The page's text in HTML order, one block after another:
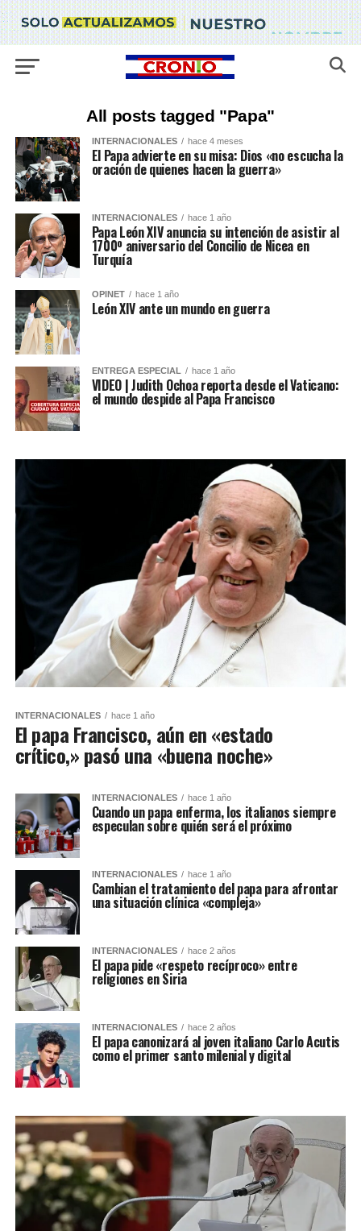
All posts tagged "Papa"
INTERNACIONALES hace 4 meses
El Papa advierte en su misa: Dios «no escucha la
oración de quienes hacen la guerra»
INTERNACIONALES hace 1 año
Papa León XIV anuncia su intención de asistir al
1700º aniversario del Concilio de Nicea en
Turquía
OPINET hace 1 año
León XIV ante un mundo en guerra
ENTREGA ESPECIAL hace 1 año
VIDEO | Judith Ochoa reporta desde el Vaticano:
el mundo despide al Papa Francisco​
INTERNACIONALES hace 1 año
El papa Francisco, aún en «estado
crítico,» pasó una «buena noche»
INTERNACIONALES hace 1 año
Cuando un papa enferma, los italianos siempre
especulan sobre quién será el próximo
INTERNACIONALES hace 1 año
Cambian el tratamiento del papa para afrontar
una situación clínica «compleja»
INTERNACIONALES hace 2 años
El papa pide «respeto recíproco» entre
religiones en Siria
INTERNACIONALES hace 2 años
El papa canonizará al joven italiano Carlo Acutis
como el primer santo milenial y digital